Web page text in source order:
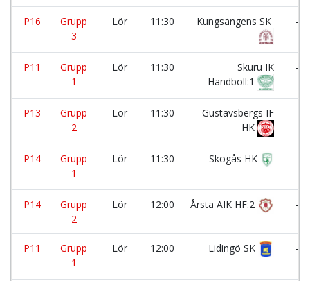
P16
Grupp
3
Lör 11:30 Kungsängens SK -
P11
Grupp
1
Lör 11:30
Skuru IK
Handboll:1
-
P13
Grupp
2
Lör 11:30
Gustavsbergs IF
HK
-
P14
Grupp
1
Lör 11:30 Skogås HK -
P14
Grupp
2
Lör 12:00 Årsta AIK HF:2 -
P11
Grupp
1
Lör 12:00 Lidingö SK -